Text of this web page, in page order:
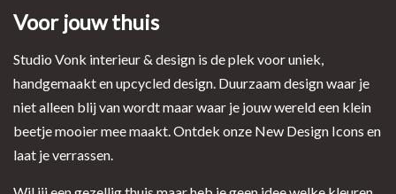
Voor jouw thuis
Studio Vonk interieur & design is de plek voor uniek,
handgemaakt en upcycled design. Duurzaam design waar je
niet alleen blij van wordt maar waar je jouw wereld een klein
beetje mooier mee maakt. Ontdek onze New Design Icons en
laat je verrassen.